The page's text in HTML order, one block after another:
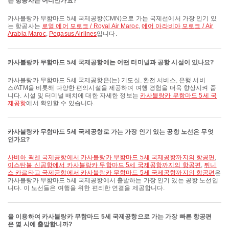
카사블랑카 무함마드 5세 국제공항(CMN)으로 가는 국제선에서 가장 인기 있
는 항공사는 로열 에어 모로코 / Royal Air Maroc,에어 아라비아 모로코 / Air
Arabia Maroc, Pegasus Airlines입니다.
카사블랑카 무함마드 5세 국제공항에는 어떤 터미널과 공항 시설이 있나요?
카사블랑카 무함마드 5세 국제공항은(는) 기도실, 환전 서비스, 은행 서비
스/ATM을 비롯해 다양한 편의시설을 제공하여 여행 경험을 더욱 향상시켜 줍
니다. 시설 및 터미널 배치에 대한 자세한 정보는 카사블랑카 무함마드 5세 국
제공항에서 확인할 수 있습니다.
카사블랑카 무함마드 5세 국제공항로 가는 가장 인기 있는 공항 노선은 무엇
인가요?
사비하 괵첸 국제공항에서 카사블랑카 무함마드 5세 국제공항까지의 항공편 ,
이스탄불 신공항에서 카사블랑카 무함마드 5세 국제공항까지의 항공편 ,튀니
스 카르타고 국제공항에서 카사블랑카 무함마드 5세 국제공항까지의 항공편 은
카사블랑카 무함마드 5세 국제공항에서 출발하는 가장 인기 있는 공항 노선입
니다. 이 노선들은 여행을 위한 편리한 연결을 제공합니다.
을 이용하여 카사블랑카 무함마드 5세 국제공항으로 가는 가장 빠른 항공편
은 몇 시에 출발합니까?